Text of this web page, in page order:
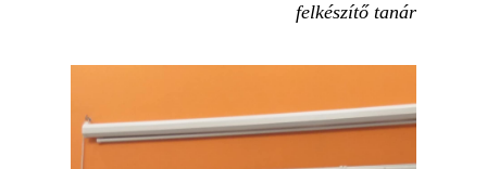
felkészítő tanár